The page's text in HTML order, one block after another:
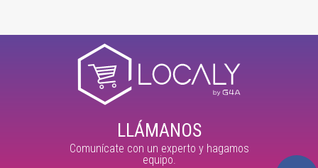
LLÁMANOS
Comunícate con un experto y hagamos
equipo.